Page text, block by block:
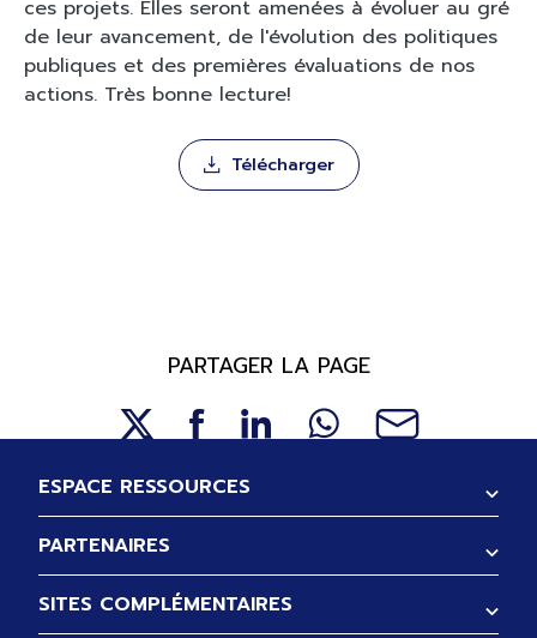
ces projets. Elles seront amenées à évoluer au gré
de leur avancement, de l'évolution des politiques
publiques et des premières évaluations de nos
actions. Très bonne lecture!
Télécharger
PARTAGER LA PAGE
Pied de page
ESPACE RESSOURCES
PARTENAIRES
SITES COMPLÉMENTAIRES